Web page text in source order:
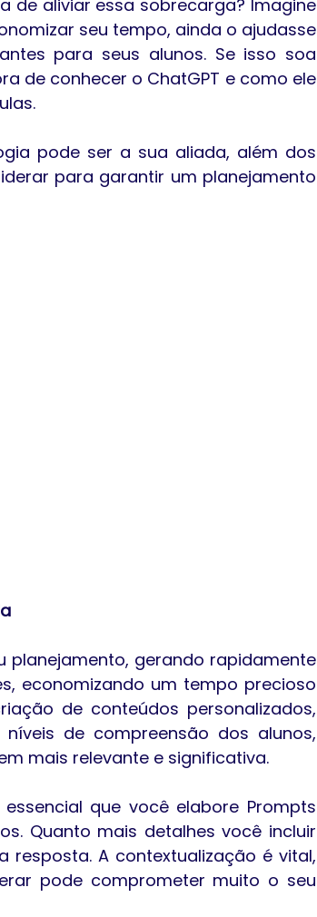
de aliviar essa sobrecarga? Imagine
seu tempo, ainda o ajudasse
para seus alunos. Se isso soa
de conhecer o ChatGPT e como ele
pode ser a sua aliada, além dos
para garantir um planejamento
planejamento, gerando rapidamente
economizando um tempo precioso
de conteúdos personalizados,
de compreensão dos alunos,
mais relevante e significativa.
que você elabore Prompts
Quanto mais detalhes você incluir
resposta. A contextualização é vital,
pode comprometer muito o seu